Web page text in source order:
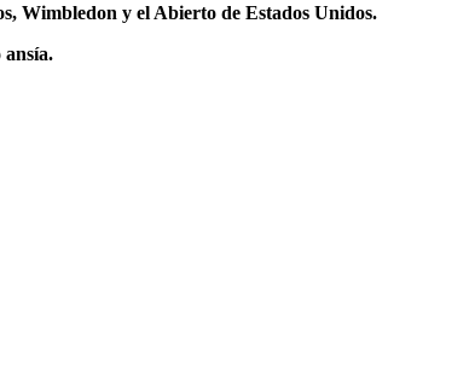
Wimbledon y el Abierto de Estados Unidos.
ansía.